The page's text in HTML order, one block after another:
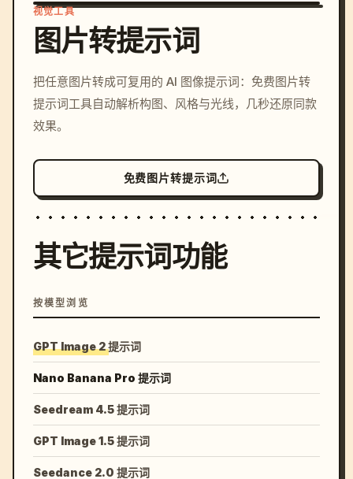
c, cyberpunk sunset, neon
colors, 8k --v 6.0
视觉工具
图片转提示词
把任意图片转成可复用的 AI 图像提示词：免费图片转
提示词工具自动解析构图、风格与光线，几秒还原同款
效果。
免费图片转提示词
其它提示词功能
按模型浏览
GPT Image 2 提示词
Nano Banana Pro 提示词
Seedream 4.5 提示词
GPT Image 1.5 提示词
Seedance 2.0 提示词